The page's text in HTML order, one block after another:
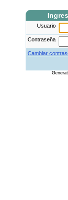
Usuario
Contraseña
Cambiar